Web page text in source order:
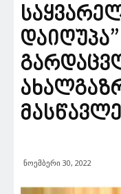
ნოემბერი 30, 2022